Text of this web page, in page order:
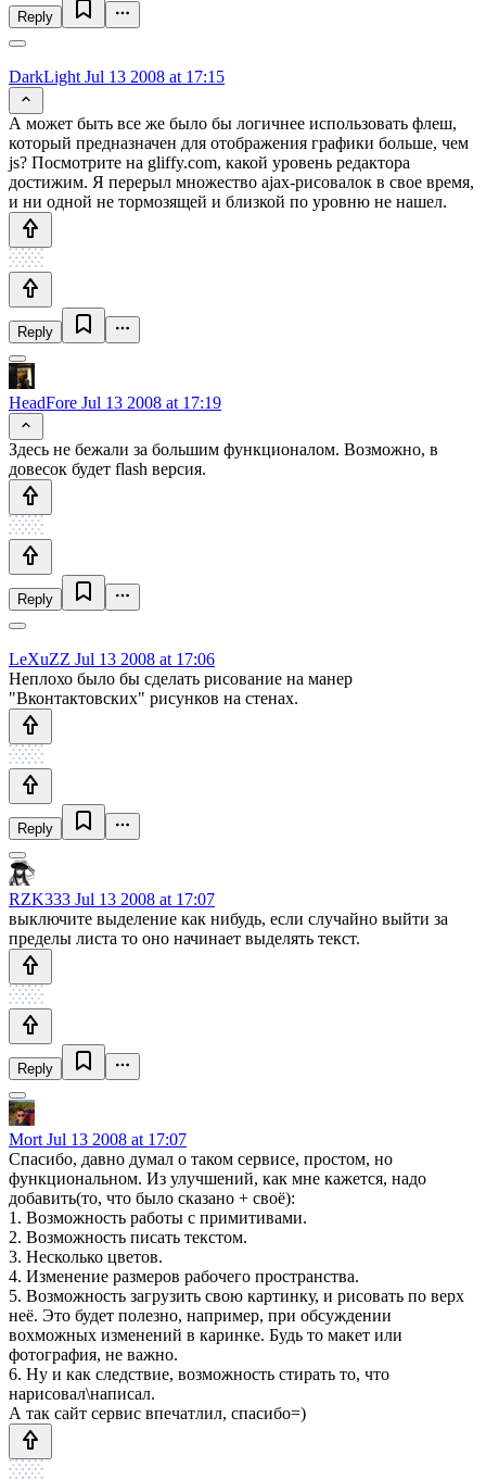
Reply
DarkLight Jul 13 2008 at 17:15
А может быть все же было бы логичнее использовать флеш,
который предназначен для отображения графики больше, чем
js? Посмотрите на gliffy.com, какой уровень редактора
достижим. Я перерыл множество ajax-рисовалок в свое время,
и ни одной не тормозящей и близкой по уровню не нашел.
Reply
HeadFore Jul 13 2008 at 17:19
Здесь не бежали за большим функционалом. Возможно, в
довесок будет flash версия.
Reply
LeXuZZ Jul 13 2008 at 17:06
Неплохо было бы сделать рисование на манер
"Вконтактовских" рисунков на стенах.
Reply
RZK333 Jul 13 2008 at 17:07
выключите выделение как нибудь, если случайно выйти за
пределы листа то оно начинает выделять текст.
Reply
Mort Jul 13 2008 at 17:07
Спасибо, давно думал о таком сервисе, простом, но
функциональном. Из улучшений, как мне кажется, надо
добавить(то, что было сказано + своё):
1. Возможность работы с примитивами.
2. Возможность писать текстом.
3. Несколько цветов.
4. Изменение размеров рабочего пространства.
5. Возможность загрузить свою картинку, и рисовать по верх
неё. Это будет полезно, например, при обсуждении
вохможных изменений в каринке. Будь то макет или
фотография, не важно.
6. Ну и как следствие, возможность стирать то, что
нарисовал\написал.
А так сайт сервис впечатлил, спасибо=)